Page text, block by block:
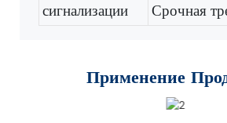
сигнализации
Срочная
Применение